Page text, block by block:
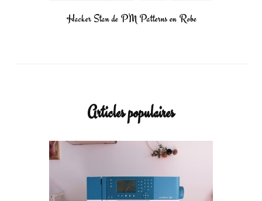
Hacker Stan de PM Patterns en Robe
Articles populaires